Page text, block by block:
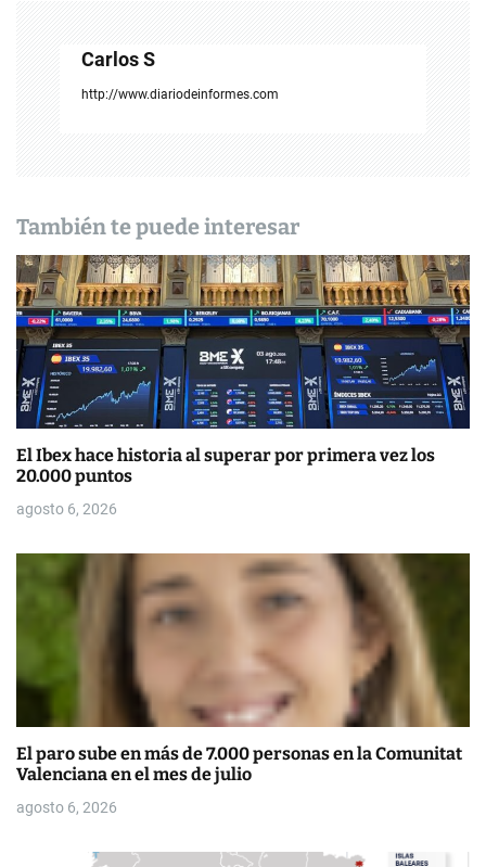
e
e
n
t
r
a
d
a
Carlos S
http://www.diariodeinformes.com
También te puede interesar
El Ibex hace historia al superar por primera vez los
20.000 puntos
agosto 6, 2026
El paro sube en más de 7.000 personas en la Comunitat
Valenciana en el mes de julio
agosto 6, 2026